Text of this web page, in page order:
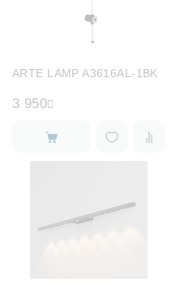
ARTE LAMP A3616AL-1BK
3 950